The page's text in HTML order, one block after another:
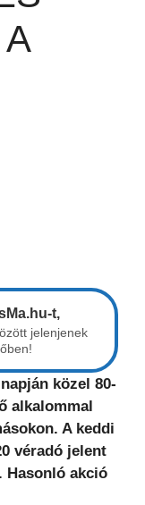
t,
jelenjenek
közel 80-
alkalommal
A keddi
véradó jelent
Hasonló akció